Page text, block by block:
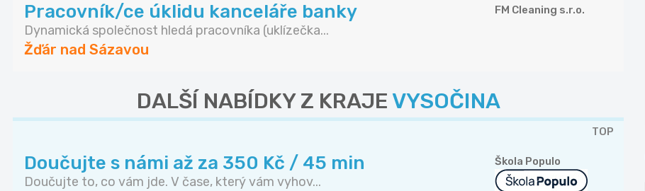
Pracovník/ce úklidu kanceláře banky
Dynamická společnost hledá pracovníka (uklízečka...
Žďár nad Sázavou
FM Cleaning s.r.o.
DALŠÍ NABÍDKY Z KRAJE VYSOČINA
TOP
Doučujte s námi až za 350 Kč / 45 min
Doučujte to, co vám jde. V čase, který vám vyhov...
Škola Populo